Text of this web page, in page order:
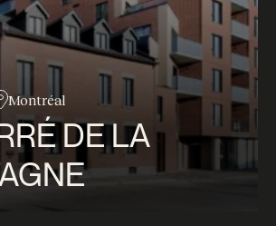
Montréal
DE LA